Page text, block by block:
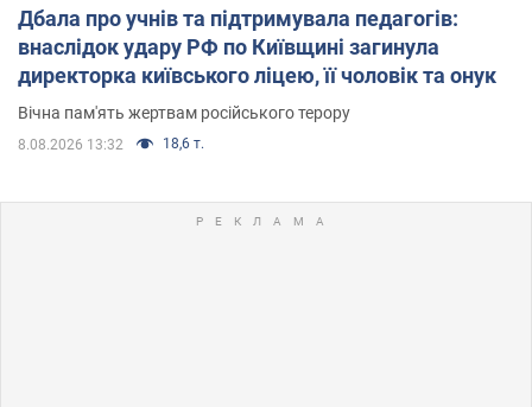
Дбала про учнів та підтримувала педагогів:
внаслідок удару РФ по Київщині загинула
директорка київського ліцею, її чоловік та онук
Вічна пам'ять жертвам російського терору
8.08.2026 13:32 18,6 т.